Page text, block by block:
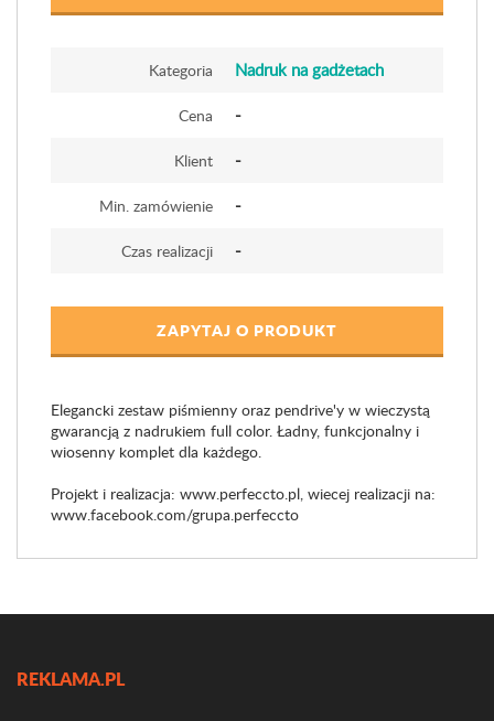
Kategoria Nadruk na gadżetach
Cena -
Klient -
Min. zamówienie -
Czas realizacji -
ZAPYTAJ O PRODUKT
Elegancki zestaw piśmienny oraz pendrive'y w wieczystą
gwarancją z nadrukiem full color. Ładny, funkcjonalny i
wiosenny komplet dla każdego.
Projekt i realizacja: www.perfeccto.pl, wiecej realizacji na:
www.facebook.com/grupa.perfeccto
REKLAMA.PL